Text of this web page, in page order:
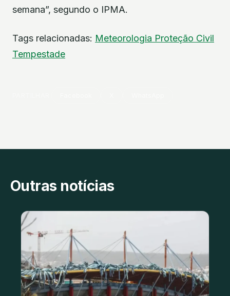
semana”, segundo o IPMA.
Tags relacionadas: Meteorologia Proteção Civil
Tempestade
Outras notícias